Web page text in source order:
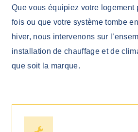
Que vous équipiez votre logement
fois ou que votre système tombe
hiver, nous intervenons sur
installation de chauffage et de
que soit la marque.